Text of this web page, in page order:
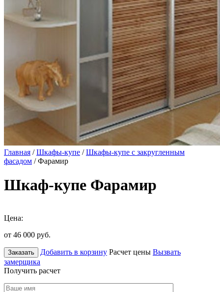
Главная /Шкафы-купе /Шкафы-купе с закругленным
фасадом / Фарамир
Шкаф-купе Фарамир
Цена:
от 46 000 руб.
Заказать Добавить в корзину Расчет цены Вызвать
замерщика
Получить расчет